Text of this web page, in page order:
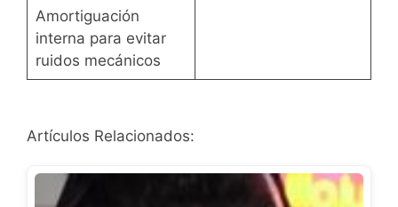
Amortiguación
interna para evitar
ruidos mecánicos
Artículos Relacionados: